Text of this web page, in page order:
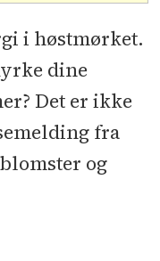
i høstmørket.
dine
Det er ikke
fra
og